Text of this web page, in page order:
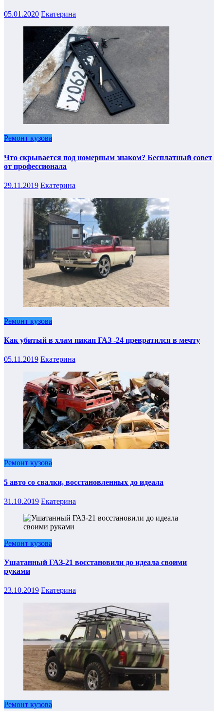
05.01.2020 Екатерина
Ремонт кузова
Что скрывается под номерным знаком? Бесплатный совет
от профессионала
29.11.2019 Екатерина
Ремонт кузова
Как убитый в хлам пикап ГАЗ -24 превратился в мечту
05.11.2019 Екатерина
Ремонт кузова
5 авто со свалки, восстановленных до идеала
31.10.2019 Екатерина
Ремонт кузова
Ушатанный ГАЗ-21 восстановили до идеала своими
руками
23.10.2019 Екатерина
Ремонт кузова